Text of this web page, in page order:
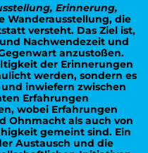
Erinnerung,
Wanderausstellung, die
versteht. Das Ziel ist,
Nachwendezeit und
anzustoßen.
der Erinnerungen
werden, sondern es
inwiefern zwischen
Erfahrungen
wobei Erfahrungen
Ohnmacht als auch von
gemeint sind. Ein
Austausch und die